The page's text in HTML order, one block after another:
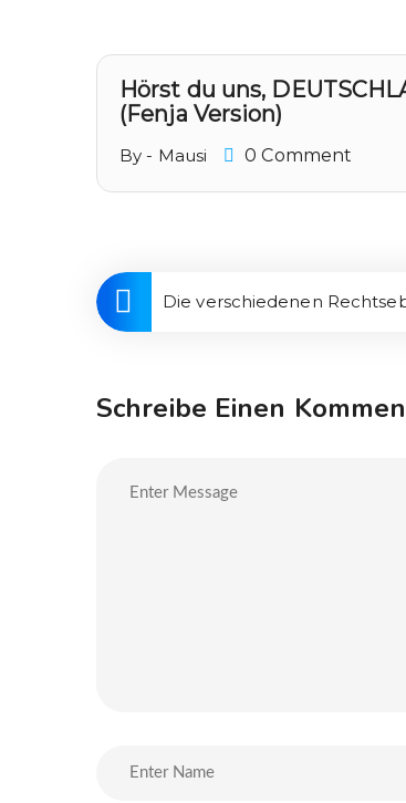
Hörst du uns,
(Fenja Version)
By - Mausi 0 Comment
Die verschiedenen
Schreibe Einen